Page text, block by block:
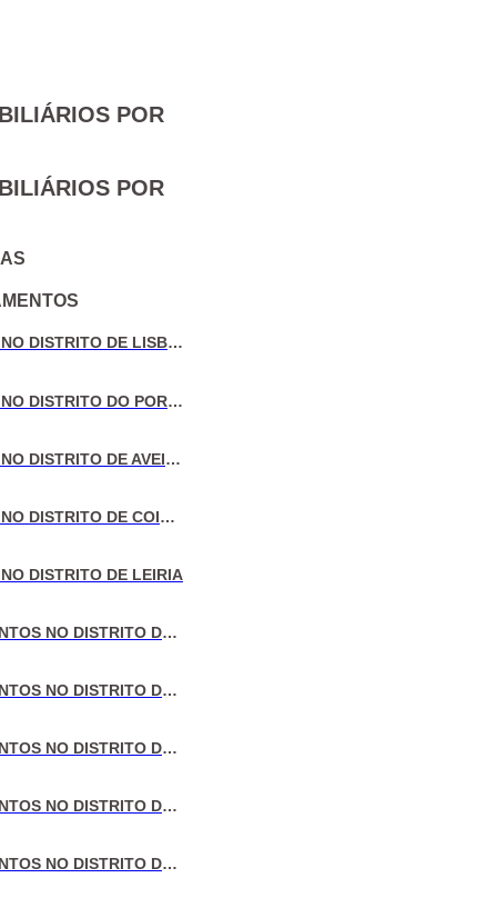
POR
POR
VENDA DE MORADIAS NO DISTRITO DE LISBOA
VENDA DE MORADIAS NO DISTRITO DO PORTO
VENDA DE MORADIAS NO DISTRITO DE AVEIRO
VENDA DE MORADIAS NO DISTRITO DE COIMBRA
DISTRITO DE LEIRIA
VENDA DE APARTAMENTOS NO DISTRITO DE LISBOA
VENDA DE APARTAMENTOS NO DISTRITO DO PORTO
VENDA DE APARTAMENTOS NO DISTRITO DE AVEIRO
VENDA DE APARTAMENTOS NO DISTRITO DE COIMBRA
VENDA DE APARTAMENTOS NO DISTRITO DE LEIRIA